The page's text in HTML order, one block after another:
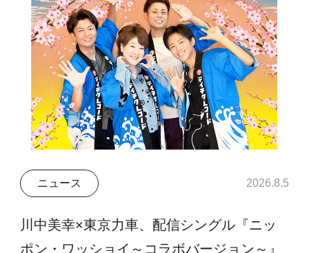
ニュース 2026.8.5
川中美幸×東京力車、配信シングル『ニッ
ポン・ワッショイ～コラボバージョン～』